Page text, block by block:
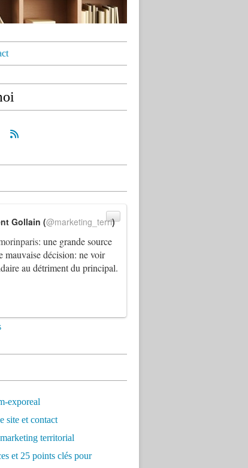
: une grande source
mauvaise décision: ne voir
au détriment du principal.
Gollain (@marketing_terri)
exporeal
site et contact
territorial
et 25 points clés pour